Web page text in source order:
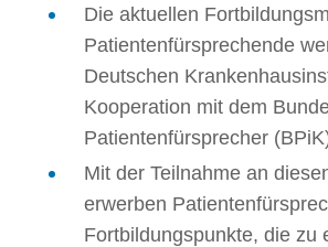
Die aktuellen
Patientenfürsprechende
Deutschen
Kooperation mit dem
Patientenfürsprecher
Mit der Teilnahme an
erwerben
Fortbildungspunkte, die zu